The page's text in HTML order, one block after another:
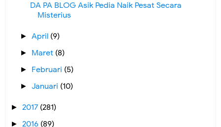
DA PA BLOG Asik Pedia Naik Pesat Secara
Misterius
►April (9)
► Maret (8)
► Februari (5)
►Januari (10)
► 2017 (281)
► 2016 (89)